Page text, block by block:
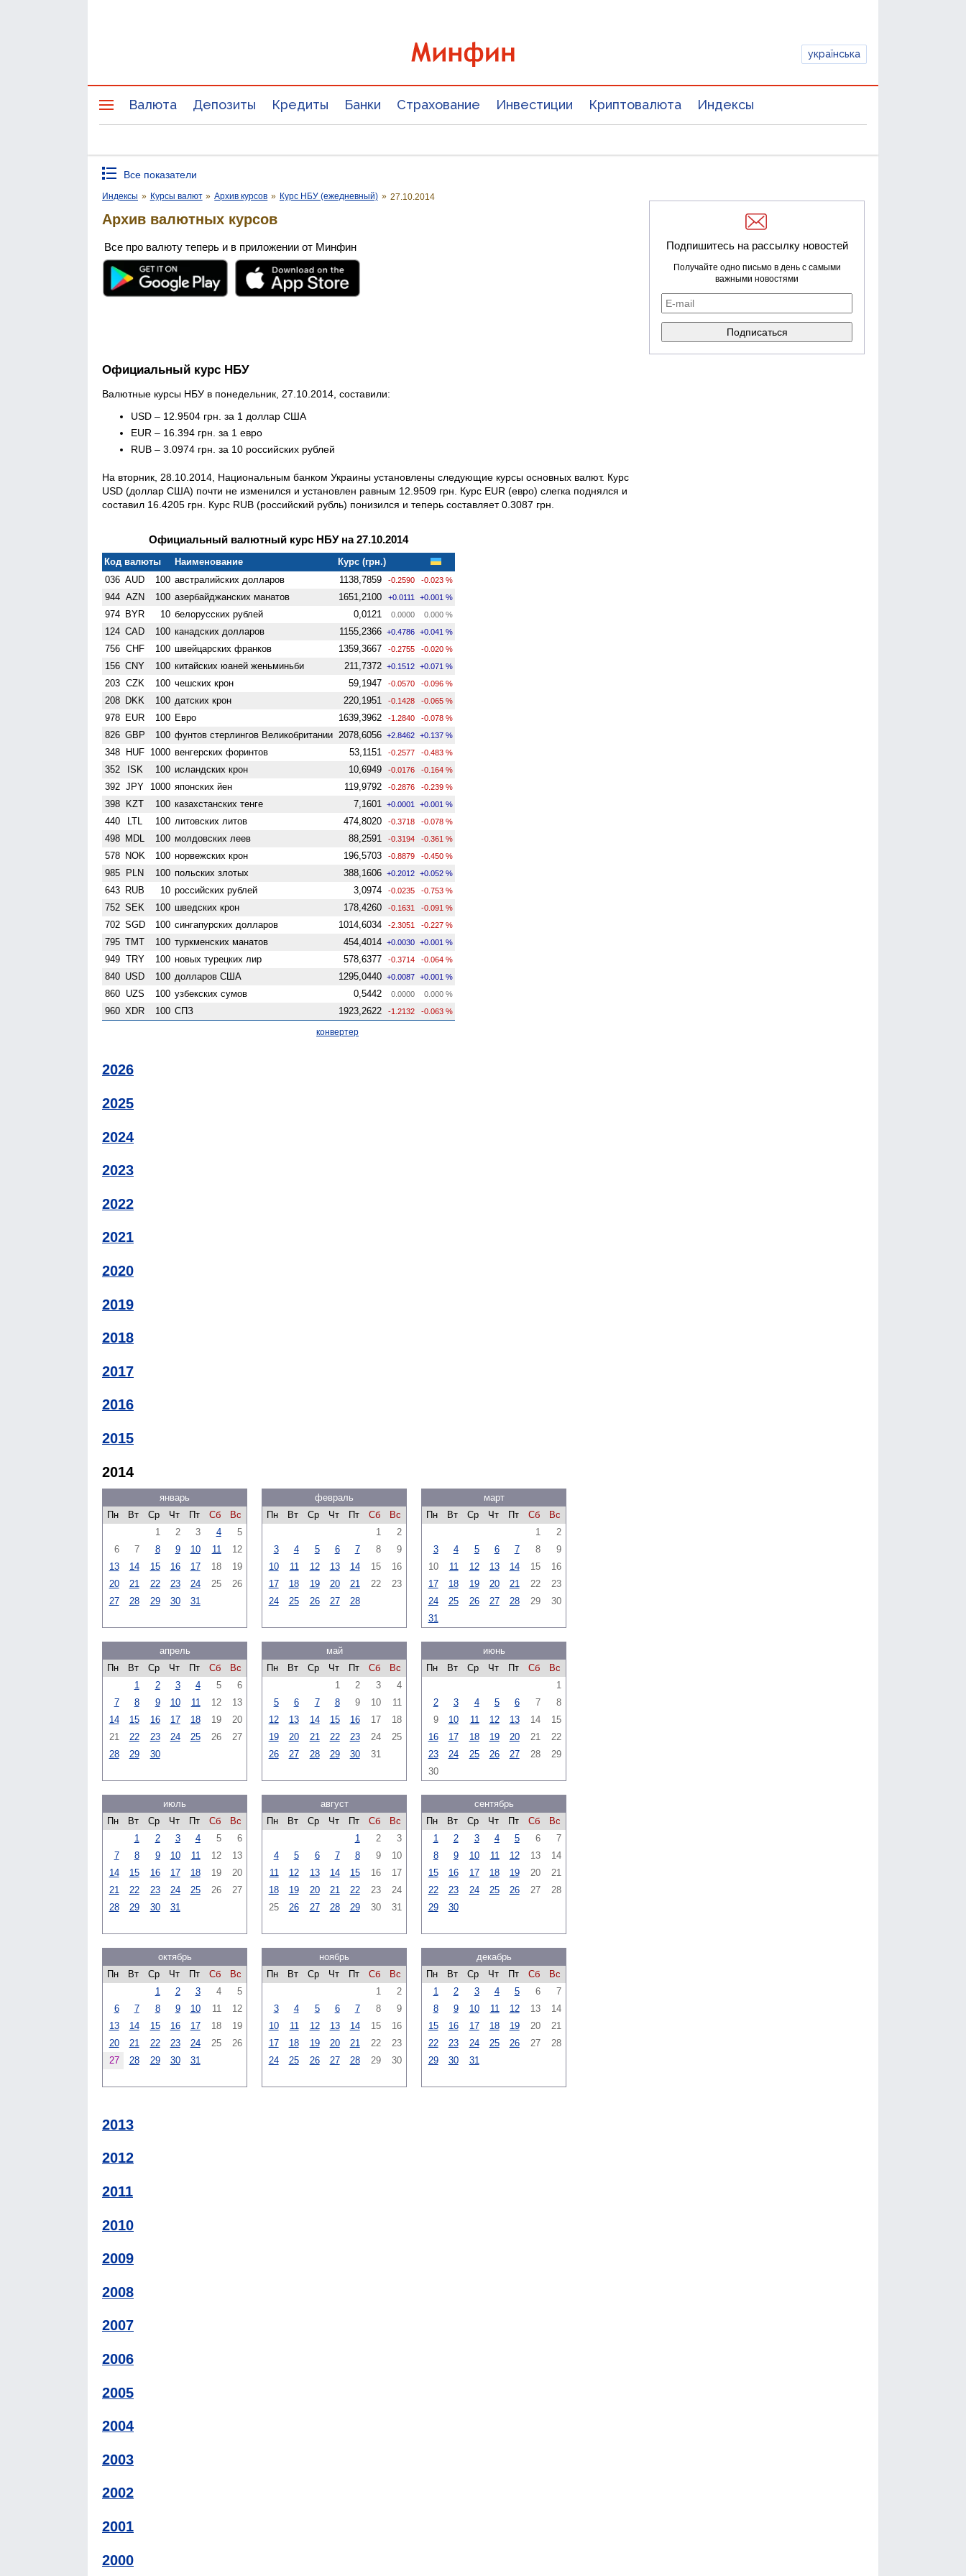
українська
Валюта Депозиты Кредиты Банки Страхование Инвестиции Криптовалюта Индексы
Все показатели
Индексы » Курсы валют » Архив курсов » Курс НБУ (ежедневный) » 27.10.2014
Архив валютных курсов
Все про валюту теперь и в приложении от Минфин
Официальный курс НБУ
Валютные курсы НБУ в понедельник, 27.10.2014, составили:
USD – 12.9504 грн. за 1 доллар США
EUR – 16.394 грн. за 1 евро
RUB – 3.0974 грн. за 10 российских рублей
На вторник, 28.10.2014, Национальным банком Украины установлены следующие курсы основных валют. Курс
USD (доллар США) почти не изменился и установлен равным 12.9509 грн. Курс EUR (евро) слегка поднялся и
составил 16.4205 грн. Курс RUB (российский рубль) понизился и теперь составляет 0.3087 грн.
Официальный валютный курс НБУ на 27.10.2014
Код валюты Наименование
Курс (грн.)
036 AUD 100 австралийских долларов 1138,7859 -0.2590 -0.023 %
944 AZN 100 азербайджанских манатов 1651,2100 +0.0111 +0.001 %
974 BYR 10 белорусских рублей 0,0121 0.0000 0.000 %
124 CAD 100 канадских долларов 1155,2366 +0.4786 +0.041 %
756 CHF 100 швейцарских франков 1359,3667 -0.2755 -0.020 %
156 CNY 100 китайских юаней женьминьби 211,7372 +0.1512 +0.071 %
203 CZK 100 чешских крон 59,1947 -0.0570 -0.096 %
208 DKK 100 датских крон 220,1951 -0.1428 -0.065 %
978 EUR 100 Евро 1639,3962 -1.2840 -0.078 %
826 GBP 100 фунтов стерлингов Велико­британии 2078,6056 +2.8462 +0.137 %
348 HUF 1000 венгерских форинтов 53,1151 -0.2577 -0.483 %
352 ISK 100 исландских крон 10,6949 -0.0176 -0.164 %
392 JPY 1000 японских йен 119,9792 -0.2876 -0.239 %
398 KZT 100 казахстанских тенге 7,1601 +0.0001 +0.001 %
440 LTL 100 литовских литов 474,8020 -0.3718 -0.078 %
498 MDL 100 молдовских леев 88,2591 -0.3194 -0.361 %
578 NOK 100 норвежских крон 196,5703 -0.8879 -0.450 %
985 PLN 100 польских злотых 388,1606 +0.2012 +0.052 %
643 RUB 10 российских рублей 3,0974 -0.0235 -0.753 %
752 SEK 100 шведских крон 178,4260 -0.1631 -0.091 %
702 SGD 100 сингапурских долларов 1014,6034 -2.3051 -0.227 %
795 TMT 100 туркменских манатов 454,4014 +0.0030 +0.001 %
949 TRY 100 новых турецких лир 578,6377 -0.3714 -0.064 %
840 USD 100 долларов США 1295,0440 +0.0087 +0.001 %
860 UZS 100 узбекских сумов 0,5442 0.0000 0.000 %
960 XDR 100 СПЗ 1923,2622 -1.2132 -0.063 %
конвертер
2026
2025
2024
2023
2022
2021
2020
2019
2018
2017
2016
2015
2014
январь
Пн
Вт Ср Чт Пт Сб
Вс
1
2 3 4
5
6
7 8 9 10 11
12
13
14 15 16 17 18
19
20
21 22 23 24 25
26
27
28 29 30 31
февраль
Пн
Вт Ср Чт Пт Сб
Вс
1
2
3
4 5 6 7 8
9
10
11 12 13 14 15
16
17
18 19 20 21 22
23
24
25 26 27 28
март
Пн
Вт Ср Чт Пт Сб
Вс
1
2
3
4 5 6 7 8
9
10
11 12 13 14 15
16
17
18 19 20 21 22
23
24
25 26 27 28 29
30
31
апрель
Пн
Вт Ср Чт Пт Сб
Вс
1
2 3 4 5
6
7
8 9 10 11 12
13
14
15 16 17 18 19
20
21
22 23 24 25 26
27
28
29 30
май
Пн
Вт Ср Чт Пт Сб
Вс
1
2 3
4
5
6 7 8 9 10
11
12
13 14 15 16 17
18
19
20 21 22 23 24
25
26
27 28 29 30 31
июнь
Пн
Вт Ср Чт Пт Сб
Вс
1
2
3 4 5 6 7
8
9
10 11 12 13 14
15
16
17 18 19 20 21
22
23
24 25 26 27 28
29
30
июль
Пн
Вт Ср Чт Пт Сб
Вс
1
2 3 4 5
6
7
8 9 10 11 12
13
14
15 16 17 18 19
20
21
22 23 24 25 26
27
28
29 30 31
август
Пн
Вт Ср Чт Пт Сб
Вс
1
2
3
4
5 6 7 8 9
10
11
12 13 14 15 16
17
18
19 20 21 22 23
24
25
26 27 28 29 30 31
сентябрь
Пн
Вт Ср Чт Пт Сб
Вс
1
2 3 4 5 6
7
8
9 10 11 12 13
14
15
16 17 18 19 20
21
22
23 24 25 26 27
28
29
30
октябрь
Пн
Вт Ср Чт Пт Сб
Вс
1
2 3 4
5
6
7 8 9 10 11
12
13
14 15 16 17 18
19
20
21 22 23 24 25
26
27
28 29 30 31
ноябрь
Пн
Вт Ср Чт Пт Сб
Вс
1
2
3
4 5 6 7 8
9
10
11 12 13 14 15
16
17
18 19 20 21 22
23
24
25 26 27 28 29 30
декабрь
Пн
Вт Ср Чт Пт Сб
Вс
1
2 3 4 5 6
7
8
9 10 11 12 13
14
15
16 17 18 19 20
21
22
23 24 25 26 27
28
29
30 31
2013
2012
2011
2010
2009
2008
2007
2006
2005
2004
2003
2002
2001
2000
Подпишитесь на рассылку новостей
Получайте одно письмо в день с самыми
важными новостями